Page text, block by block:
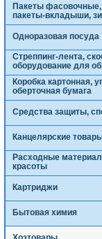
Пакеты
пакеты-вкладыши,
Одноразовая посуда
Стреппинг-лента,
оборудование для
Коробка картонная,
оберточная бумага
Средства защиты,
Канцелярские
Расходные
красоты
Картриджи
Бытовая химия